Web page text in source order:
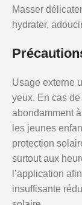
Masser
hydrater,
Usage externe
yeux. En cas
abondamment
les jeunes
protection
surtout aux
l’application
insuffisante